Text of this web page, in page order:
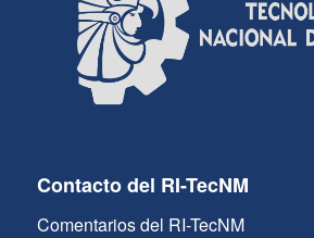
Contacto del RI-TecNM
Comentarios del RI-TecNM